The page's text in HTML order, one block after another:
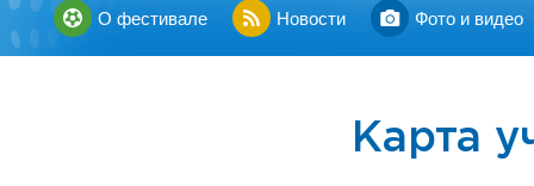
О фестивале Новости Фото и видео
Карта